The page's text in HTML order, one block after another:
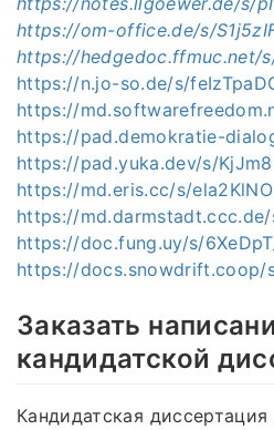
https://om-office.de/s/
https://hedgedoc.ffmuc.net/
https://n.jo-so.de/s/
https://
https://pad.demokratie-
https://pad.yuka.dev/s/
https://md.eris.cc/s/
https://
https://doc.fung.uy/s/
https://docs.snowdrift.coop/
Заказать
кандидатской
Кандидатская